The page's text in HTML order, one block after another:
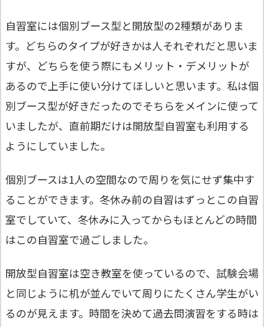
自習室には個別ブース型と開放型の2種類がありま
す。どちらのタイプが好きかは人それぞれだと思いま
すが、どちらを使う際にもメリット・デメリットが
あるので上手に使い分けてほしいと思います。私は個
別ブース型が好きだったのでそちらをメインに使って
いましたが、直前期だけは開放型自習室も利用する
ようにしていました。
個別ブースは1人の空間なので周りを気にせず集中す
ることができます。冬休み前の自習はずっとこの自習
室でしていて、冬休みに入ってからもほとんどの時間
はこの自習室で過ごしました。
開放型自習室は空き教室を使っているので、試験会場
と同じように机が並んでいて周りにたくさん学生がい
るのが見えます。時間を決めて過去問演習をする時は